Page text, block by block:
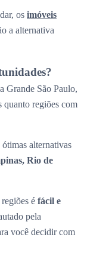
os imóveis
a alternativa
Grande São Paulo,
quanto regiões com
alternativas
Rio de
é fácil e
pela
você decidir com